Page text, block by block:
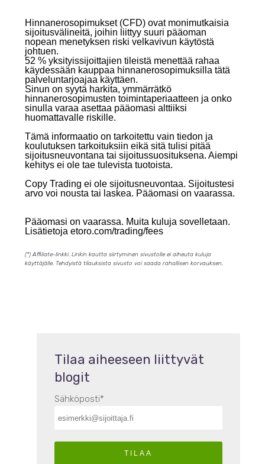
Hinnanerosopimukset (CFD) ovat monimutkaisia
sijoitusvälineitä, joihin liittyy suuri pääoman
nopean menetyksen riski velkavivun käytöstä
johtuen.
52 % yksityissijoittajien tileistä menettää rahaa
käydessään kauppaa hinnanerosopimuksilla tätä
palveluntarjoajaa käyttäen.
Sinun on syytä harkita, ymmärrätkö
hinnanerosopimusten toimintaperiaatteen ja onko
sinulla varaa asettaa pääomasi alttiiksi
huomattavalle riskille.
Tämä informaatio on tarkoitettu vain tiedon ja
koulutuksen tarkoituksiin eikä sitä tulisi pitää
sijoitusneuvontana tai sijoitussuosituksena. Aiempi
kehitys ei ole tae tulevista tuotoista.
Copy Trading ei ole sijoitusneuvontaa. Sijoitustesi
arvo voi nousta tai laskea. Pääomasi on vaarassa.
Pääomasi on vaarassa. Muita kuluja sovelletaan.
Lisätietoja etoro.com/trading/fees
(*) Affiliate-linkki. Linkin kautta siirtyminen sivustolle ei aiheuta kuluja
käyttäjälle. Tehdyistä tilauksista sivusto voi saada rahallisen korvauksen.
Tilaa aiheeseen liittyvät
blogit
Sähköposti*